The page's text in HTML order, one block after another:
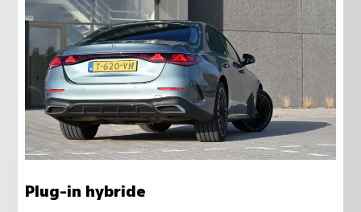
Plug-in hybride